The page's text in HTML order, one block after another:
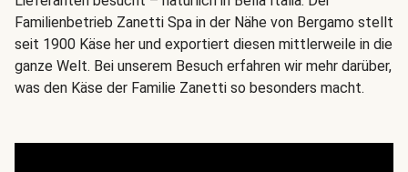
Familienbetrieb Zanetti Spa in der Nähe von Bergamo stellt
seit 1900 Käse her und exportiert diesen mittlerweile in die
ganze Welt. Bei unserem Besuch erfahren wir mehr darüber,
was den Käse der Familie Zanetti so besonders macht.